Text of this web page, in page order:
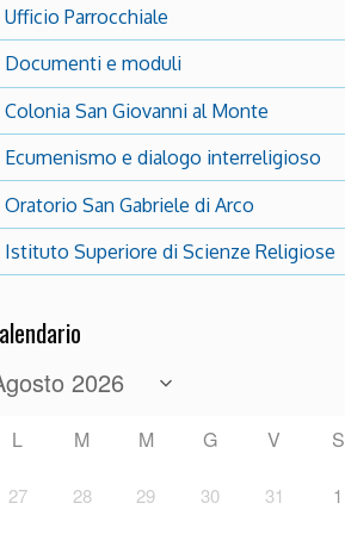
Ufficio Parrocchiale
Documenti e moduli
Colonia San Giovanni al Monte
Ecumenismo e dialogo interreligioso
Oratorio San Gabriele di Arco
Istituto Superiore di Scienze Religiose
L M M G V S
27 28 29 30 31 1